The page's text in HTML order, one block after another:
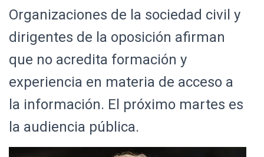
Organizaciones de la sociedad civil y
dirigentes de la oposición afirman
que no acredita formación y
experiencia en materia de acceso a
la información. El próximo martes es
la audiencia pública.